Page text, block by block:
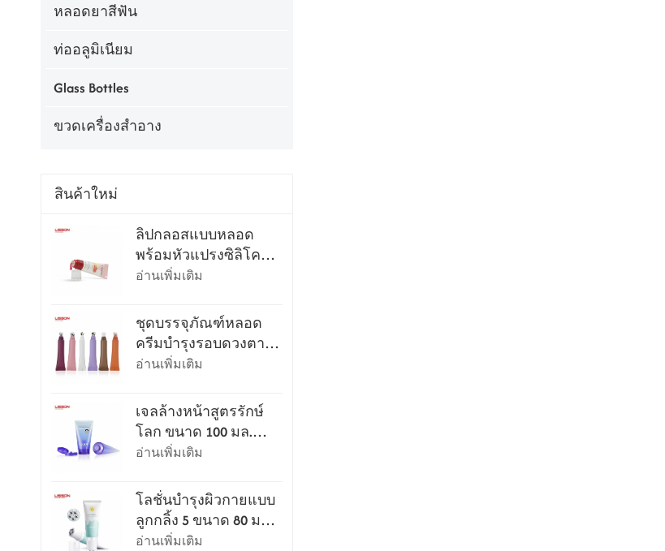
หลอดยาสีฟัน
ท่ออลูมิเนียม
Glass Bottles
ขวดเครื่องสำอาง
สินค้าใหม่
ลิปกลอสแบบหลอด
พร้อมหัวแปรงซิลิโคน
นุ่มพิเศษ
อ่านเพิ่มเติม
ชุดบรรจุภัณฑ์หลอด
ครีมบำรุงรอบดวงตา
พร้อมหัว applicator
อ่านเพิ่มเติม
เจลล้างหน้าสูตรรักษ์
โลก ขนาด 100 มล.
และ 120 มล. บรรจุใน
ง่าย
อ่านเพิ่มเติม
โลชั่นบำรุงผิวกายแบบ
ลูกกลิ้ง 5 ขนาด 80 มล.
และ 100 มล. สำหรับ
อ่านเพิ่มเติม